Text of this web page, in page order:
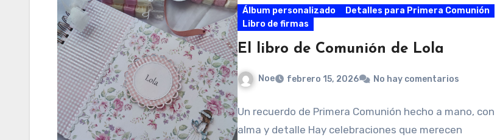
Álbum personalizado
Detalles para Primera Comunión
Libro de firmas
El libro de Comunión de Lola
Noe febrero 15, 2026 No hay comentarios
Un recuerdo de Primera Comunión hecho a mano, con
alma y detalle Hay celebraciones que merecen